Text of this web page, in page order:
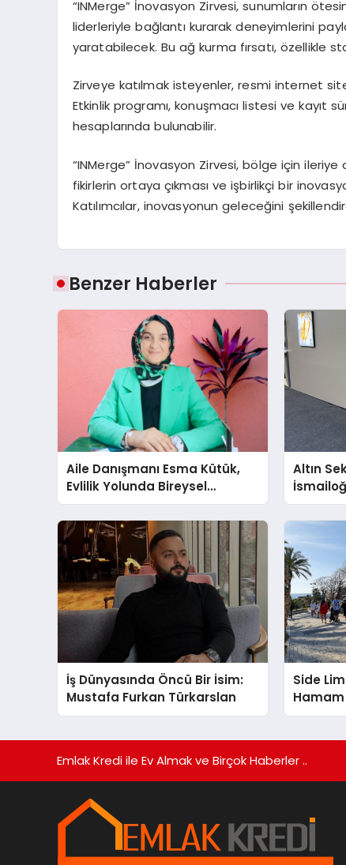
“INMerge” İnovasyon Zirvesi, sunumların
liderleriyle bağlantı kurarak deneyimlerini
yaratabilecek. Bu ağ kurma fırsatı, özellikle
Zirveye katılmak isteyenler, resmi internet
Etkinlik programı, konuşmacı listesi ve kayıt
hesaplarında bulunabilir.
“INMerge” İnovasyon Zirvesi, bölge için
fikirlerin ortaya çıkması ve işbirlikçi bir
Katılımcılar, inovasyonun geleceğini
Benzer Haberler
Aile Danışmanı Esma Kütük,
Evlilik Yolunda Bireysel
Farkındalığın ve Sınırların
Gücünü Anlatıyor
Altın
İş Dünyasında Öncü Bir İsim:
Mustafa Furkan Türkarslan
Side
Hamam
Emlak Kredi ile Ev Almak ve Birçok Haberler ..